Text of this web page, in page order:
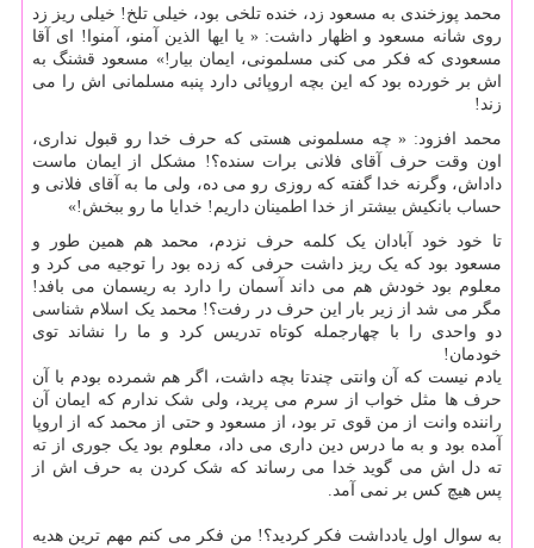
محمد پوزخندی به مسعود زد، خنده تلخی بود، خیلی تلخ! خیلی ریز زد
روی شانه مسعود و اظهار داشت: « یا ایها الذین آمنو، آمنوا! ای آقا
مسعودی که فکر می کنی مسلمونی، ایمان بیار!» مسعود قشنگ به
اش بر خورده بود که این بچه اروپائی دارد پنبه مسلمانی اش را می
زند!
محمد افزود: « چه مسلمونی هستی که حرف خدا رو قبول نداری،
اون وقت حرف آقای فلانی برات سنده؟! مشکل از ایمان ماست
داداش، وگرنه خدا گفته که روزی رو می ده، ولی ما به آقای فلانی و
حساب بانکیش بیشتر از خدا اطمینان داریم! خدایا ما رو ببخش!»
تا خود خود آبادان یک کلمه حرف نزدم، محمد هم همین طور و
مسعود بود که یک ریز داشت حرفی که زده بود را توجیه می کرد و
معلوم بود خودش هم می داند آسمان را دارد به ریسمان می بافد!
مگر می شد از زیر بار این حرف در رفت؟! محمد یک اسلام شناسی
دو واحدی را با چهارجمله کوتاه تدریس کرد و ما را نشاند توی
خودمان!
یادم نیست که آن وانتی چندتا بچه داشت، اگر هم شمرده بودم با آن
حرف ها مثل خواب از سرم می پرید، ولی شک ندارم که ایمان آن
راننده وانت از من قوی تر بود، از مسعود و حتی از محمد که از اروپا
آمده بود و به ما درس دین داری می داد، معلوم بود یک جوری از ته
ته دل اش می گوید خدا می رساند که شک کردن به حرف اش از
پس هیچ کس بر نمی آمد.
به سوال اول یادداشت فکر کردید؟! من فکر می کنم مهم ترین هدیه